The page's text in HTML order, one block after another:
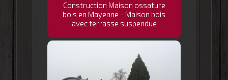
Construction Maison ossature
bois en Mayenne - Maison bois
avec terrasse suspendue